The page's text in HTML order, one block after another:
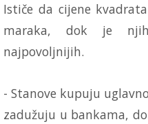
Ističe da cijene
maraka, dok je
najpovoljnijih.
- Stanove kupuju
zadužuju u bankama,